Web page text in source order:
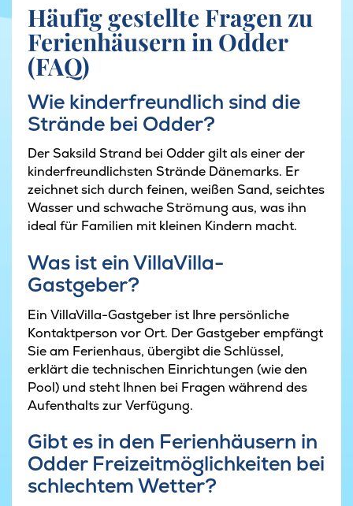
Häufig gestellte Fragen zu
Ferienhäusern in Odder
(FAQ)
Wie kinderfreundlich sind die
Strände bei Odder?
Der Saksild Strand bei Odder gilt als einer der
kinderfreundlichsten Strände Dänemarks. Er
zeichnet sich durch feinen, weißen Sand, seichtes
Wasser und schwache Strömung aus, was ihn
ideal für Familien mit kleinen Kindern macht.
Was ist ein VillaVilla-
Gastgeber?
Ein VillaVilla-Gastgeber ist Ihre persönliche
Kontaktperson vor Ort. Der Gastgeber empfängt
Sie am Ferienhaus, übergibt die Schlüssel,
erklärt die technischen Einrichtungen (wie den
Pool) und steht Ihnen bei Fragen während des
Aufenthalts zur Verfügung.
Gibt es in den Ferienhäusern in
Odder Freizeitmöglichkeiten bei
schlechtem Wetter?